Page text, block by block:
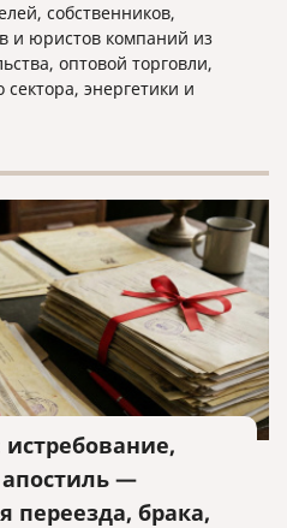
собственников,
и юристов компаний из
оптовой торговли,
энергетики и
и блоком «вопрос
апостиль —
переезда, брака,